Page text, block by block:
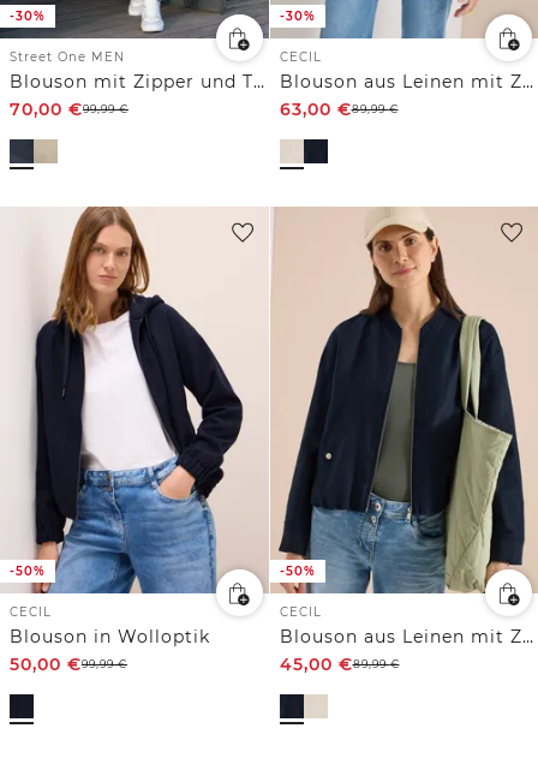
-30%
Street One MEN
Blouson mit Zipper und Taschen
70,00 €99,99€
-30%
CECIL
Blouson aus Leinen mit Zipper
63,00 €89,99€
-50%
CECIL
Blouson in Wolloptik
50,00 €99,99€
-50%
CECIL
Blouson aus Leinen mit Zipper
45,00 €89,99€